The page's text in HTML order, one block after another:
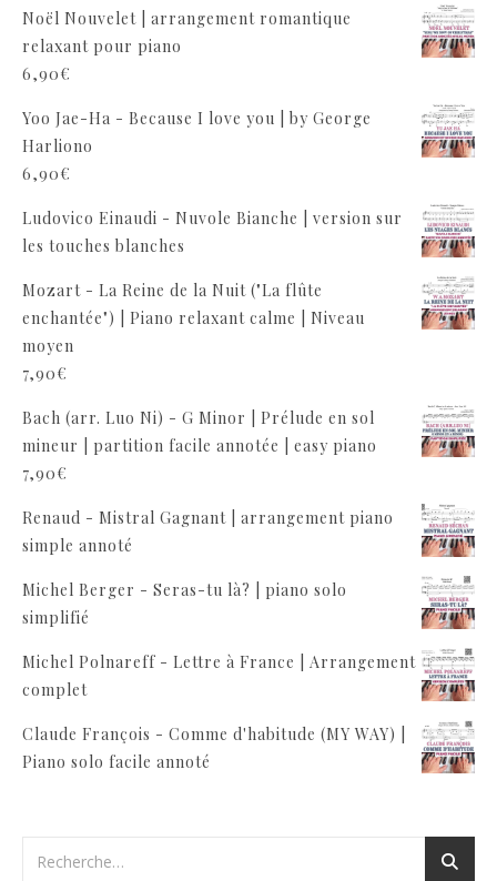
Noël Nouvelet | arrangement romantique
relaxant pour piano
6,90€
Yoo Jae-Ha - Because I love you | by George
Harliono
6,90€
Ludovico Einaudi - Nuvole Bianche | version sur
les touches blanches
Mozart - La Reine de la Nuit ("La flûte
enchantée") | Piano relaxant calme | Niveau
moyen
7,90€
Bach (arr. Luo Ni) - G Minor | Prélude en sol
mineur | partition facile annotée | easy piano
7,90€
Renaud - Mistral Gagnant | arrangement piano
simple annoté
Michel Berger - Seras-tu là? | piano solo
simplifié
Michel Polnareff - Lettre à France | Arrangement
complet
Claude François - Comme d'habitude (MY WAY) |
Piano solo facile annoté